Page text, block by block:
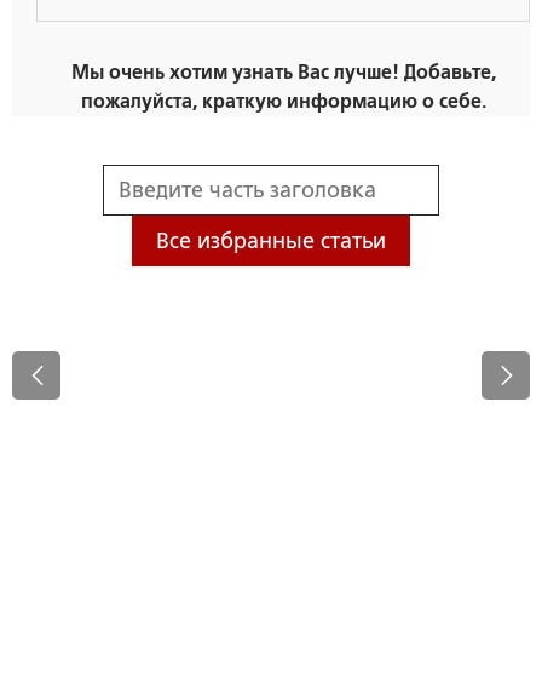
Мы очень хотим узнать Вас лучше! Добавьте,
пожалуйста, краткую информацию о себе.
Все избранные статьи